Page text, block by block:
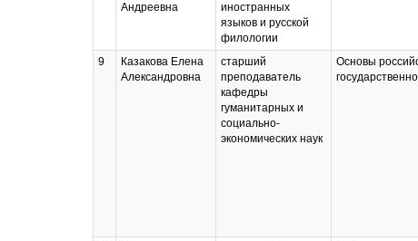
Андреевна
иностранных
языков и русской
филологии
9
Казакова Елена
Александровна
старший
преподаватель
кафедры
гуманитарных и
социально-
экономических наук
Основы